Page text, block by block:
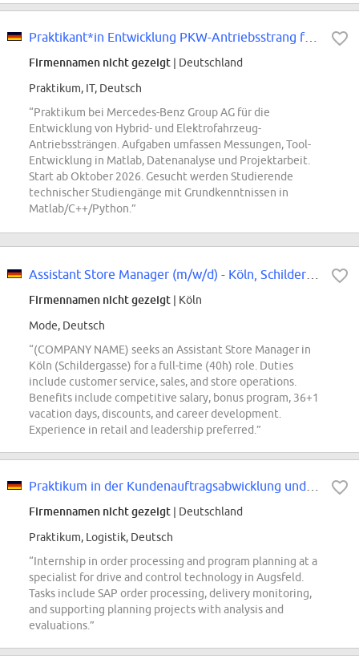
Praktikant*in Entwicklung PKW-Antriebsstrang für Hybrid- und Elektrofahrzeuge
Firmennamen nicht gezeigt | Deutschland
Praktikum, IT, Deutsch
“Praktikum bei Mercedes-Benz Group AG für die
Entwicklung von Hybrid- und Elektrofahrzeug-
Antriebssträngen. Aufgaben umfassen Messungen, Tool-
Entwicklung in Matlab, Datenanalyse und Projektarbeit.
Start ab Oktober 2026. Gesucht werden Studierende
technischer Studiengänge mit Grundkenntnissen in
Matlab/C++/Python.”
Firmennamen nicht gezeigt | Köln
Mode, Deutsch
“(COMPANY NAME) seeks an Assistant Store Manager in
Köln (Schildergasse) for a full-time (40h) role. Duties
include customer service, sales, and store operations.
Benefits include competitive salary, bonus program, 36+1
vacation days, discounts, and career development.
Experience in retail and leadership preferred.”
Firmennamen nicht gezeigt | Deutschland
Praktikum, Logistik, Deutsch
“Internship in order processing and program planning at a
specialist for drive and control technology in Augsfeld.
Tasks include SAP order processing, delivery monitoring,
and supporting planning projects with analysis and
evaluations.”